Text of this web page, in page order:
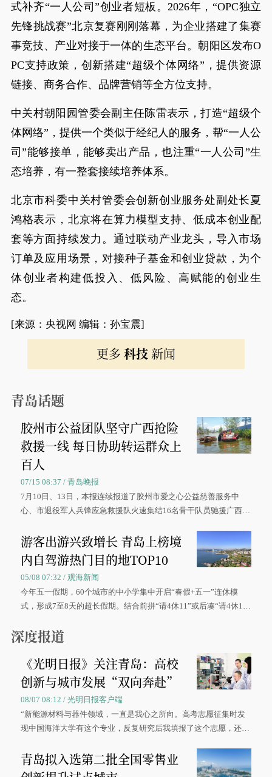
式补齐“一人公司”创业者短板。2026年，“OPC独立
先锋挑战赛”北京复赛刚刚落幕，为企业搭建了集赛
事竞技、产业对接于一体的生态平台。朝阳区发布O
PC支持政策，创新搭建“超级个体网络”，提供资源
链接、商务合作、品牌营销等全方位支持。
中关村朝阳园管委会副主任陈雷表示，打造“超级个
体网络”，提供一个类似于经纪人的服务，帮“一人公
司”能够接单，能够卖出产品，也注重“一人公司”生
态培养，有一整套接续培养体系。
北京市科委中关村管委会创新创业服务处副处长夏
鸿格表示，北京将在算力模型支持、低成本创业配
套等方面持续发力。通过联动产业龙头，导入市场
订单及应用场景，对接种子基金和创业贷款，为个
体创业者构建低投入、低风险、高赋能的创业生
态。
[来源：央视网 编辑：孙宝震]
更多 科技新闻
青岛话题
胶州市公益团队坚守广西抢险
救援一线 每日协助转运群众上
百人
07/15 08:37 / 青岛晚报
7月10日、13日，本报连续报道了胶州市爱之心公益慈善服务中
心、市退役军人兵锋应急救援队火速集结16名骨干队员驰援广西灾
游客出游兴致增长 青岛上榜境
内自驾游热门目的地TOP10
05/08 07:32 / 观海新闻
今年五一假期，60个城市的中小学集中开启“春假+五一”连休模
式，形成7至8天的超长假期。结合前拼“请4休11”或后凑“请4休1
深度报道
《光明日报》关注青岛：高校
创新与城市发展“双向奔赴”
08/07 08:12 / 光明日报客户端
“新能源材料与器件领域，一直是我心之所向。高考志愿征集时发
现中国海洋大学有这个专业，反复研究后我填报了这个志愿，还真
大学材料科学与工程学院材料类专业的录取通知书。
青岛拟入选第二批全国零售业